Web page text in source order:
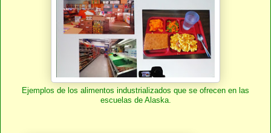
Ejemplos de los alimentos industrializados que se ofrecen en las
escuelas de Alaska.